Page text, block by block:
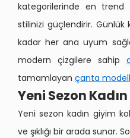
kategorilerinde en
stilinizi güçlendirir.
kadar her ana uyum
modern çizgilere sahip
tamamlayan çanta
Yeni Sezon
Yeni sezon kadın giyim
ve şıklığı bir arada sunar.